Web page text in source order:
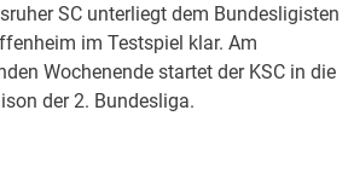
SC unterliegt dem Bundesligisten
im Testspiel klar. Am
Wochenende startet der KSC in die
der 2. Bundesliga.